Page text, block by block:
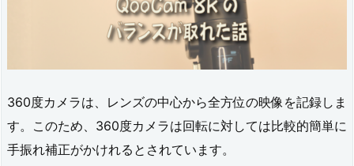
360度カメラは、レンズの中心から全方位の映像を記録しま
す。このため、360度カメラは回転に対しては比較的簡単に
手振れ補正がかけれるとされています。